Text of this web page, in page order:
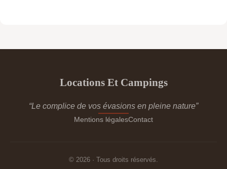
Locations Et Campings
“Le complice de vos évasions en pleine nature”
Mentions légalesContact
© 2026 · Tous droits réservés.